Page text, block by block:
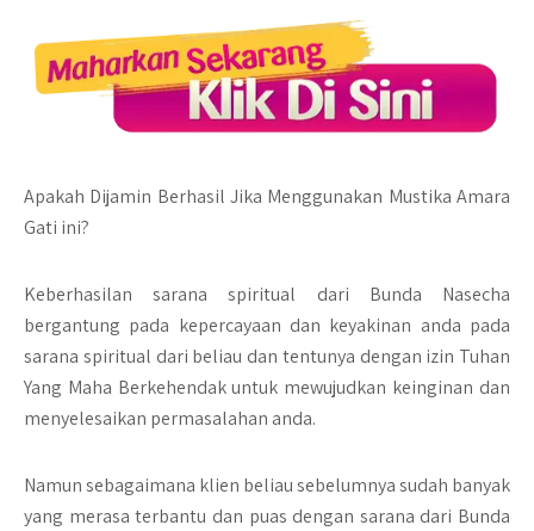
Apakah Dijamin Berhasil Jika Menggunakan Mustika Amara
Gati ini?
Keberhasilan sarana spiritual dari Bunda Nasecha
bergantung pada kepercayaan dan keyakinan anda pada
sarana spiritual dari beliau dan tentunya dengan izin Tuhan
Yang Maha Berkehendak untuk mewujudkan keinginan dan
menyelesaikan permasalahan anda.
Namun sebagaimana klien beliau sebelumnya sudah banyak
yang merasa terbantu dan puas dengan sarana dari Bunda